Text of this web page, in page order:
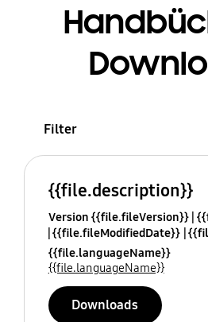
Filter
{{file.description}}
Version {{file.fileVersion}}
{{file.fileModifiedDate}}
{{file.languageName}}
{{file.languageName}}
Downloads